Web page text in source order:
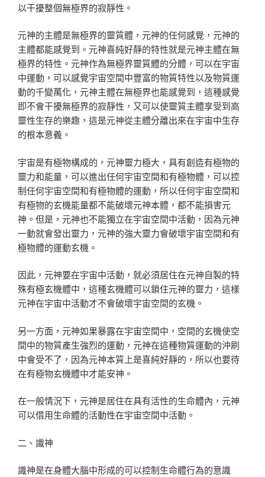
以干擾整個無極界的寂靜性。
元神的主體是無極界的靈質體，元神的任何感覺，元神的
主體都能感覺到。元神喜純好靜的特性就是元神主體在無
極界的特性。元神作為無極界靈質體的分體，可以在宇宙
中運動，可以感覺宇宙空間中豐富的物質特性以及物質運
動的千變萬化，元神主體在無極界也能感覺到，這種感覺
即不會干擾無極界的寂靜性，又可以使靈質主體享受到高
靈性生存的樂趣，這是元神從主體分離出來在宇宙中生存
的根本意義。
宇宙是有極物構成的，元神靈力極大，具有創造有極物的
靈力和能量，可以進出任何宇宙空間和有極物體，可以控
制任何宇宙空間和有極物體的運動，所以任何宇宙空間和
有極物的玄機能量都不能破壞元神本體，都不能損害元
神。但是，元神也不能獨立在宇宙空間中活動，因為元神
一動就會發出靈力，元神的強大靈力會破壞宇宙空間和有
極物體的運動玄機。
因此，元神要在宇宙中活動，就必須居住在元神自製的特
殊有極玄機體中，這種玄機體可以鎖住元神的靈力，這樣
元神在宇宙中活動才不會破壞宇宙空間的玄機。
另一方面，元神如果暴露在宇宙空間中，空間的玄機使空
間中的物質產生強烈的運動，元神在這種物質運動的沖刷
中會受不了，因為元神本質上是喜純好靜的，所以也要待
在有極物玄機體中才能安神。
在一般情況下，元神是居住在具有活性的生命體內，元神
可以借用生命體的活動性在宇宙空間中活動。
二、識神
識神是在身體大腦中形成的可以控制生命體行為的意識